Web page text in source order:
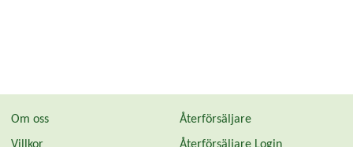
Om oss
Återförsäljare